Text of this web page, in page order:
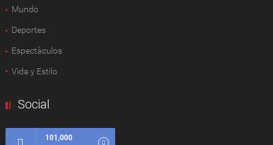
Mundo
Deportes
Espectàculos
Vida y Estilo
Social
101,000